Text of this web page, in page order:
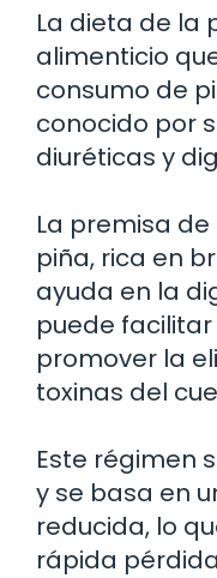
La dieta de la
alimenticio
consumo de
conocido por
diuréticas y
La premisa
piña, rica en
ayuda en la
puede
promover la
toxinas del
Este régimen
y se basa en
reducida, lo
rápida